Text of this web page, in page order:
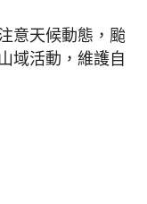
意天候動態，颱
域活動，維護自